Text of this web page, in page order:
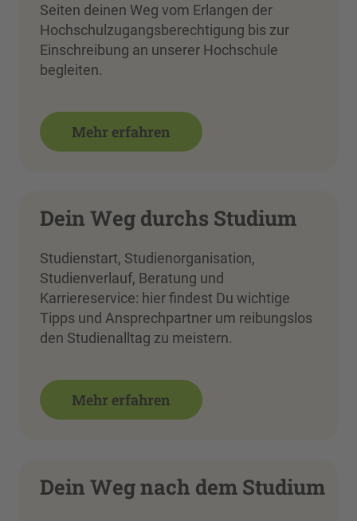
Seiten deinen Weg vom Erlangen der
Hochschulzugangsberechtigung bis zur
Einschreibung an unserer Hochschule
begleiten.
Mehr erfahren
Dein Weg durchs Studium
Studienstart, Studienorganisation,
Studienverlauf, Beratung und
Karriereservice: hier findest Du wichtige
Tipps und Ansprechpartner um reibungslos
den Studienalltag zu meistern.
Mehr erfahren
Dein Weg nach dem Studium